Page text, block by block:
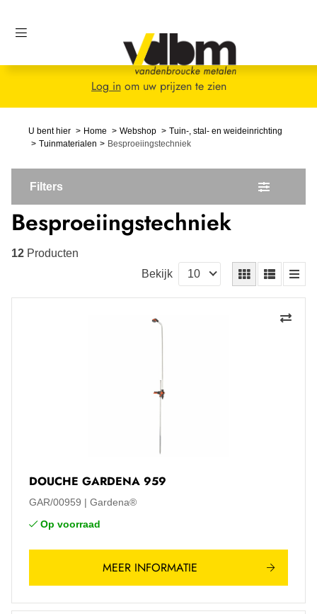
Log inom uw prijzen te zien
U bent hier Home Webshop
Tuin-, stal- en weideinrichting
Tuinmaterialen
Besproeiingstechniek
Filters
Besproeiingstechniek
12 Producten
Bekijk
DOUCHE GARDENA 959
GAR/00959
Gardena®
Op voorraad
MEER INFORMATIE